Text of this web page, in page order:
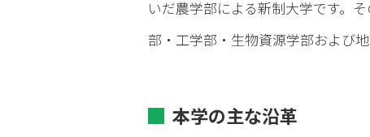
いだ農学部による新制大学です。
部・工学部・生物資源学部および
本学の主な沿革